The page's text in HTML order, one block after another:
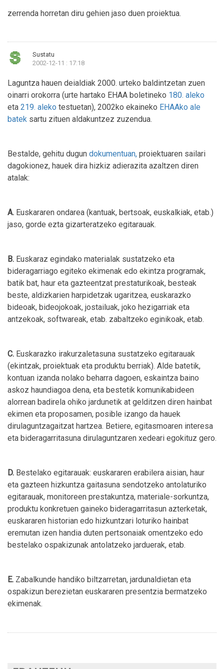
zerrenda horretan diru gehien jaso duen proiektua.
Sustatu
2002-12-11 : 17:18
Laguntza hauen deialdiak 2000. urteko baldintzetan zuen
oinarri orokorra (urte hartako EHAA boletineko 180. aleko
eta 219. aleko testuetan), 2002ko ekaineko EHAAko ale
batek sartu zituen aldakuntzez zuzendua.
Bestalde, gehitu dugun dokumentuan, proiektuaren sailari
dagokionez, hauek dira hizkiz adierazita azaltzen diren
atalak:
A. Euskararen ondarea (kantuak, bertsoak, euskalkiak, etab.)
jaso, gorde ezta gizarteratzeko egitarauak.
B. Euskaraz egindako materialak sustatzeko eta
bideragarriago egiteko ekimenak edo ekintza programak,
batik bat, haur eta gazteentzat prestaturikoak, besteak
beste, aldizkarien harpidetzak ugaritzea, euskarazko
bideoak, bideojokoak, jostailuak, joko hezigarriak eta
antzekoak, softwareak, etab. zabaltzeko eginikoak, etab.
C. Euskarazko irakurzaletasuna sustatzeko egitarauak
(ekintzak, proiektuak eta produktu berriak). Alde batetik,
kontuan izanda nolako beharra dagoen, eskaintza baino
askoz haundiagoa dena, eta bestetik komunikabideen
alorrean badirela ohiko jardunetik at gelditzen diren hainbat
ekimen eta proposamen, posible izango da hauek
dirulaguntzagaitzat hartzea. Betiere, egitasmoaren interesa
eta bideragarritasuna dirulaguntzaren xedeari egokituz gero.
D. Bestelako egitarauak: euskararen erabilera aisian, haur
eta gazteen hizkuntza gaitasuna sendotzeko antolaturiko
egitarauak, monitoreen prestakuntza, materiale-sorkuntza,
produktu konkretuen gaineko bideragarritasun azterketak,
euskararen historian edo hizkuntzari loturiko hainbat
eremutan izen handia duten pertsonaiak omentzeko edo
bestelako ospakizunak antolatzeko jarduerak, etab.
E. Zabalkunde handiko biltzarretan, jardunaldietan eta
ospakizun berezietan euskararen presentzia bermatzeko
ekimenak.